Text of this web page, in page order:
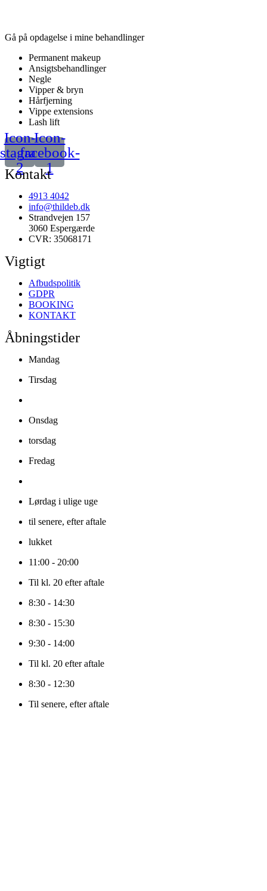
Gå på opdagelse i mine behandlinger
Permanent makeup
Ansigtsbehandlinger
Negle
Vipper & bryn
Hårfjerning
Vippe extensions
Lash lift
Icon-
2
Icon-
facebook-
1
Kontakt
4913 4042
info@thildeb.dk
Strandvejen 157
3060 Espergærde
CVR: 35068171
Vigtigt
Afbudspolitik
GDPR
BOOKING
KONTAKT
Åbningstider
Mandag
Tirsdag
Onsdag
torsdag
Fredag
Lørdag i ulige uge
til senere, efter aftale
lukket
11:00 - 20:00
Til kl. 20 efter aftale
8:30 - 14:30
8:30 - 15:30
9:30 - 14:00
Til kl. 20 efter aftale
8:30 - 12:30
Til senere, efter aftale